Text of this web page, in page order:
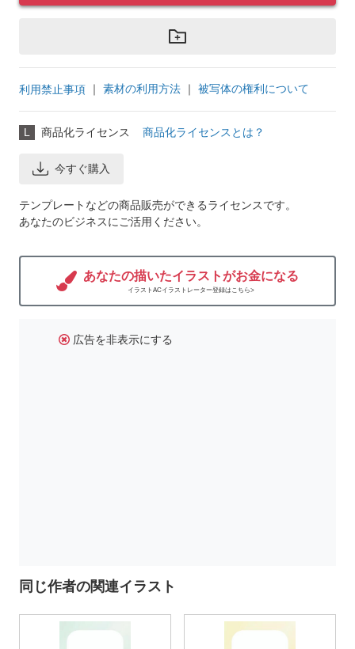
利用禁止事項 ｜ 素材の利用方法 ｜ 被写体の権利について
L 商品化ライセンス 商品化ライセンスとは？
今すぐ購入
テンプレートなどの商品販売ができるライセンスです。
あなたのビジネスにご活用ください。
あなたの描いたイラストがお金になる
イラストACイラストレーター登録はこちら>
広告を非表示にする
同じ作者の関連イラスト